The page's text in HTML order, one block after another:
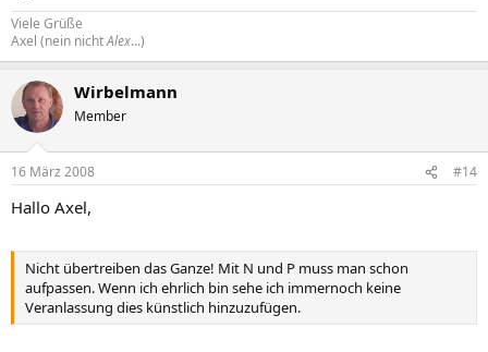
Viele Grüße
Axel (nein nichtAlex...)
Wirbelmann
Member
16 März 2008 #14
Hallo Axel,
Nicht übertreiben das Ganze! Mit N und P muss man schon
aufpassen. Wenn ich ehrlich bin sehe ich immernoch keine
Veranlassung dies künstlich hinzuzufügen.